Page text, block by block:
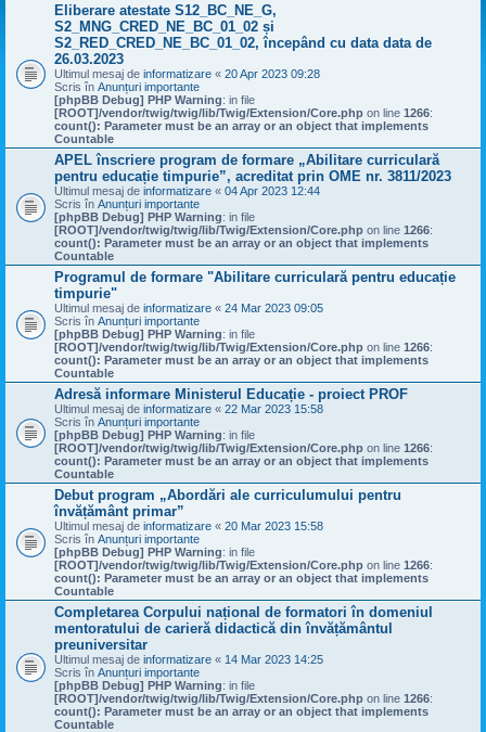
Eliberare atestate S12_BC_NE_G,
S2_MNG_CRED_NE_BC_01_02 și
S2_RED_CRED_NE_BC_01_02, începând cu data data de
26.03.2023
Ultimul mesaj de informatizare « 20 Apr 2023 09:28
Scris în Anunțuri importante
[phpBB Debug] PHP Warning: in file
[ROOT]/vendor/twig/twig/lib/Twig/Extension/Core.php on line 1266:
count(): Parameter must be an array or an object that implements
Countable
APEL înscriere program de formare „Abilitare curriculară
pentru educație timpurie”, acreditat prin OME nr. 3811/2023
Ultimul mesaj de informatizare « 04 Apr 2023 12:44
Scris în Anunțuri importante
[phpBB Debug] PHP Warning: in file
[ROOT]/vendor/twig/twig/lib/Twig/Extension/Core.php on line 1266:
count(): Parameter must be an array or an object that implements
Countable
Programul de formare "Abilitare curriculară pentru educație
timpurie"
Ultimul mesaj de informatizare « 24 Mar 2023 09:05
Scris în Anunțuri importante
[phpBB Debug] PHP Warning: in file
[ROOT]/vendor/twig/twig/lib/Twig/Extension/Core.php on line 1266:
count(): Parameter must be an array or an object that implements
Countable
Adresă informare Ministerul Educație - proiect PROF
Ultimul mesaj de informatizare « 22 Mar 2023 15:58
Scris în Anunțuri importante
[phpBB Debug] PHP Warning: in file
[ROOT]/vendor/twig/twig/lib/Twig/Extension/Core.php on line 1266:
count(): Parameter must be an array or an object that implements
Countable
Debut program „Abordări ale curriculumului pentru
învățământ primar”
Ultimul mesaj de informatizare « 20 Mar 2023 15:58
Scris în Anunțuri importante
[phpBB Debug] PHP Warning: in file
[ROOT]/vendor/twig/twig/lib/Twig/Extension/Core.php on line 1266:
count(): Parameter must be an array or an object that implements
Countable
Completarea Corpului național de formatori în domeniul
mentoratului de carieră didactică din învățământul
preuniversitar
Ultimul mesaj de informatizare « 14 Mar 2023 14:25
Scris în Anunțuri importante
[phpBB Debug] PHP Warning: in file
[ROOT]/vendor/twig/twig/lib/Twig/Extension/Core.php on line 1266:
count(): Parameter must be an array or an object that implements
Countable